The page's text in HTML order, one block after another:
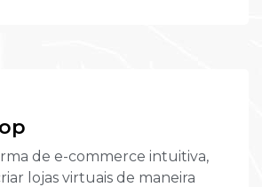
de e-commerce intuitiva,
lojas virtuais de maneira